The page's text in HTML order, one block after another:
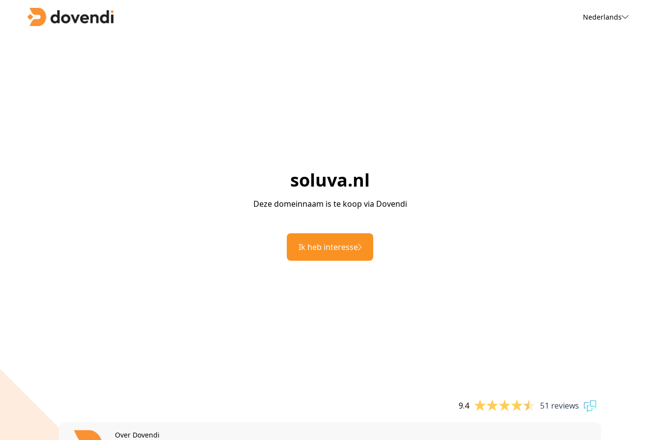
Nederlands
soluva.nl
Deze domeinnaam is te koop via Dovendi
Ik heb interesse
9.4 51 reviews
Over Dovendi